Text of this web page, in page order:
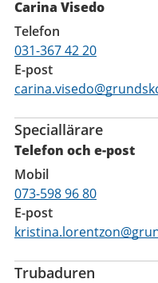
Carina Visedo
Telefon
031-367 42 20
E-post
Speciallärare
Telefon och e-post
Mobil
073-598 96 80
E-post
Trubaduren